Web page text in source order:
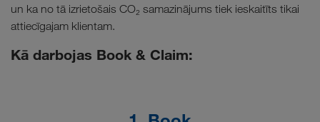
un ka no tā izrietošais CO₂ samazinājums tiek ieskaitīts tikai
attiecīgajam klientam.
Kā darbojas Book & Claim: